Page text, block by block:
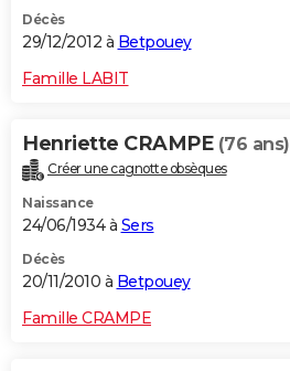
Décès
29/12/2012 à Betpouey
Famille LABIT
Henriette CRAMPE (76 ans)
Créer une cagnotte obsèques
Naissance
24/06/1934 à Sers
Décès
20/11/2010 à Betpouey
Famille CRAMPE